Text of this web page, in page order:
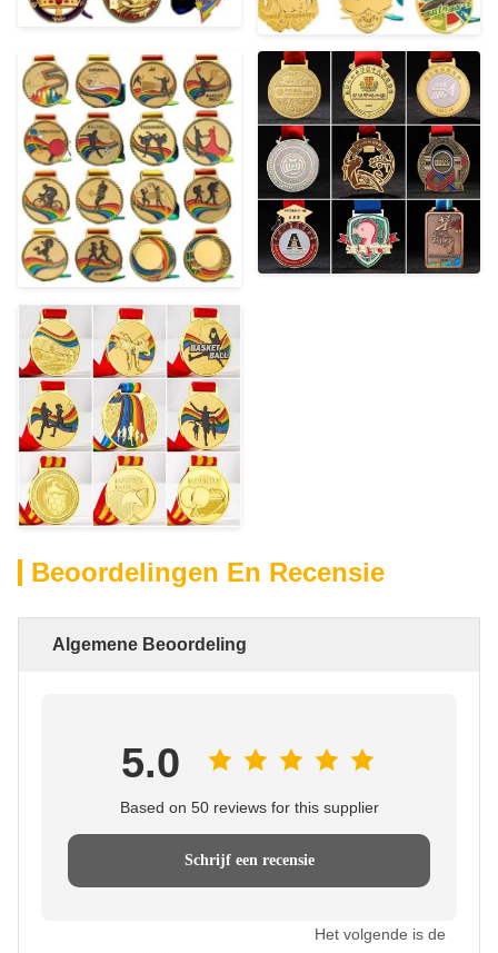
Beoordelingen En Recensie
Algemene Beoordeling
5.0
Based on 50 reviews for this supplier
Schrijf een recensie
Het volgende is de